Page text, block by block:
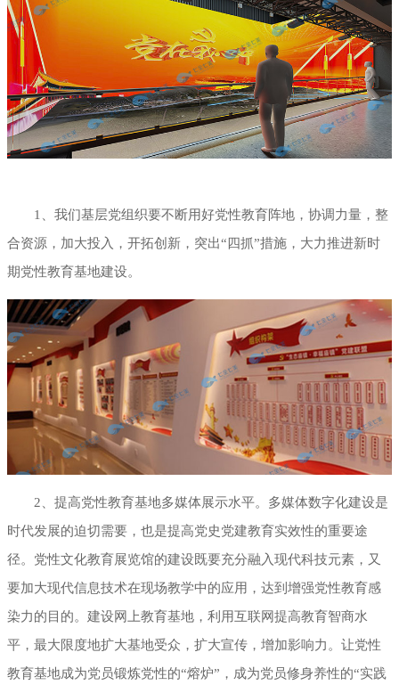
1、我们基层党组织要不断用好党性教育阵地，协调力量，整
合资源，加大投入，开拓创新，突出“四抓”措施，大力推进新时
期党性教育基地建设。
2、提高党性教育基地多媒体展示水平。多媒体数字化建设是
时代发展的迫切需要，也是提高党史党建教育实效性的重要途
径。党性文化教育展览馆的建设既要充分融入现代科技元素，又
要加大现代信息技术在现场教学中的应用，达到增强党性教育感
染力的目的。建设网上教育基地，利用互联网提高教育智商水
平，最大限度地扩大基地受众，扩大宣传，增加影响力。让党性
教育基地成为党员锻炼党性的“熔炉”，成为党员修身养性的“实践